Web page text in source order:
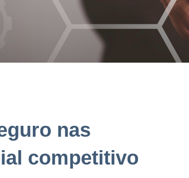
nas
competitivo